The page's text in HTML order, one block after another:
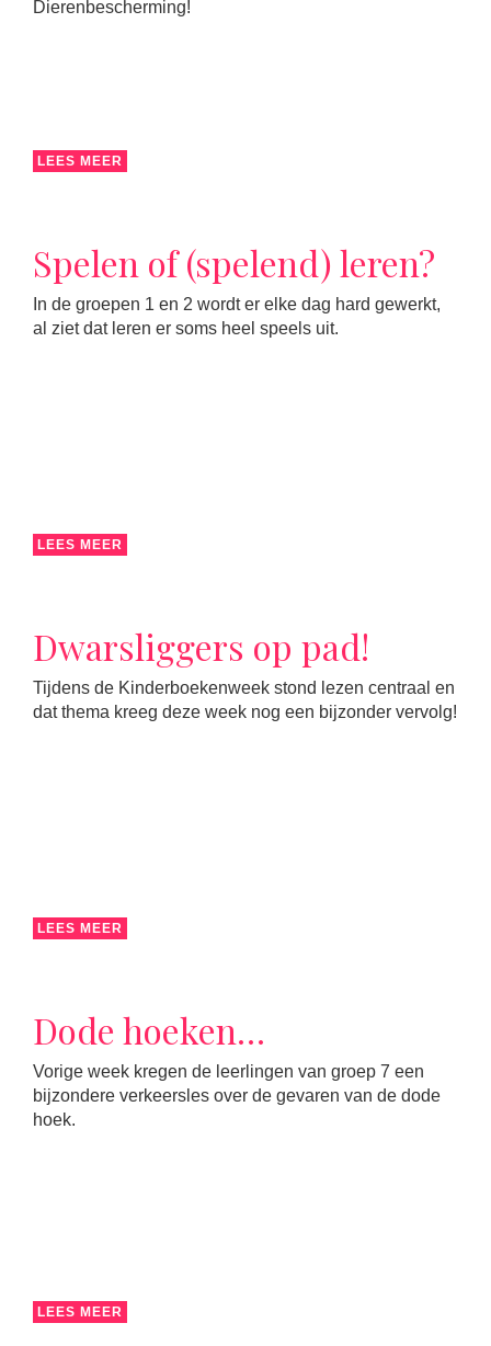
Dierenbescherming!
LEES MEER
Spelen of (spelend) leren?
In de groepen 1 en 2 wordt er elke dag hard gewerkt,
al ziet dat leren er soms heel speels uit.
LEES MEER
Dwarsliggers op pad!
Tijdens de Kinderboekenweek stond lezen centraal en
dat thema kreeg deze week nog een bijzonder vervolg!
LEES MEER
Dode hoeken…
Vorige week kregen de leerlingen van groep 7 een
bijzondere verkeersles over de gevaren van de dode
hoek.
LEES MEER